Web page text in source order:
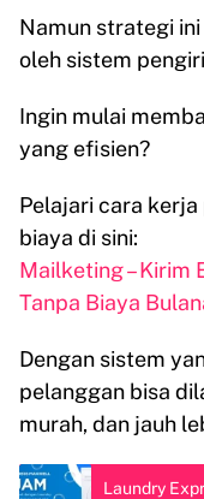
Namun strategi
oleh sistem
Ingin mulai
yang efisien?
Pelajari cara
biaya di sini:
Mailketing – Kirim
Tanpa Biaya
Dengan sistem
pelanggan bisa
murah, dan jauh
Laundry